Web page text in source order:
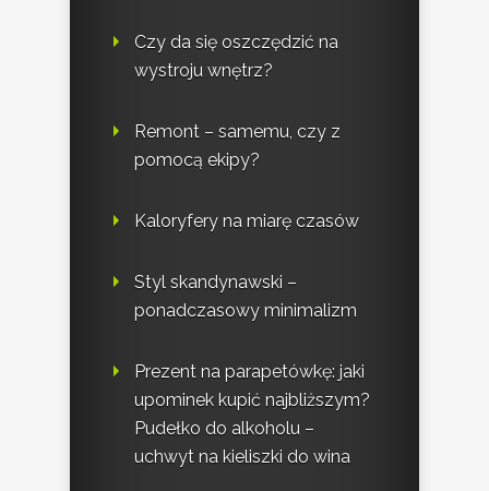
Czy da się oszczędzić na
wystroju wnętrz?
Remont – samemu, czy z
pomocą ekipy?
Kaloryfery na miarę czasów
Styl skandynawski –
ponadczasowy minimalizm
Prezent na parapetówkę: jaki
upominek kupić najbliższym?
Pudełko do alkoholu –
uchwyt na kieliszki do wina